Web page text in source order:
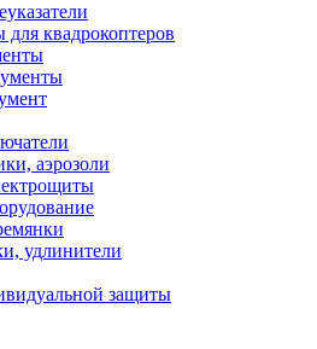
квадрокоптеров
аэрозоли
удлинители
защиты